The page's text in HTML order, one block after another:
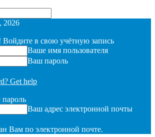
2026
Войдите в свою учётную запись
Ваше имя пользователя
Ваш пароль
Get help
пароль
Ваш адрес электронной почты
Вам по электронной почте.